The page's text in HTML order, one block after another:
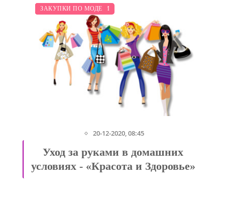
МОДНЫЕ ТЕНДЕНЦИИ
ПОКАЗЫ
КРАСОТА
СВАДЬБА
ДИЕТА
ЗАКУПКИ ПО МОДЕ
20-12-2020, 08:45
Уход за руками в домашних
условиях - «Красота и Здоровье»